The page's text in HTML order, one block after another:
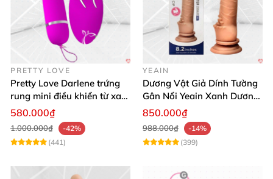
PRETTY LOVE
Pretty Love Darlene trứng
rung mini điều khiển từ xa
12 chế độ rung mạnh
580.000₫
1.000.000₫
-42%
(441)
YEAIN
Dương Vật Giả Dính Tường
Gân Nổi Yeain Xanh Dương
8.2 Siêu Thật
850.000₫
988.000₫
-14%
(399)